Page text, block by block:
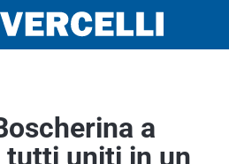
a
tutti uniti in un